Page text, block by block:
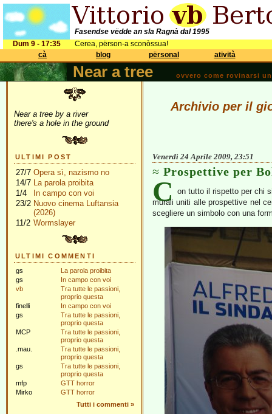
Fasendse vëdde an sla Ragnà dal 1995
Dum 9 - 17:35
Cerea, përson-a sconòssua!
cà
blog përsonal atività
Near a tree ovvero come rovinarsi
Near a tree by a river
there's a hole in the ground
ULTIMI POST
27/7 Opera sì, nazismo no
14/7 La parola proibita
1/4
In campo con voi
23/2 Nuovo cinema Luftansia
(2026)
11/2 Wormslayer
ULTIMI COMMENTI
gs
La parola proibita
gs
In campo con voi
vb
Tra tutte le passioni,
proprio questa
finelli
In campo con voi
gs
Tra tutte le passioni,
proprio questa
MCP
Tra tutte le passioni,
proprio questa
.mau.
Tra tutte le passioni,
proprio questa
gs
Tra tutte le passioni,
proprio questa
mfp
GTT horror
Mirko
GTT horror
Tutti i commenti »
Archivio per il
Venerdì 24 Aprile 2009, 23:51
Prospettive per
C on tutto il rispetto per chi
murali uniti alle prospettive nel
scegliere un simbolo con una